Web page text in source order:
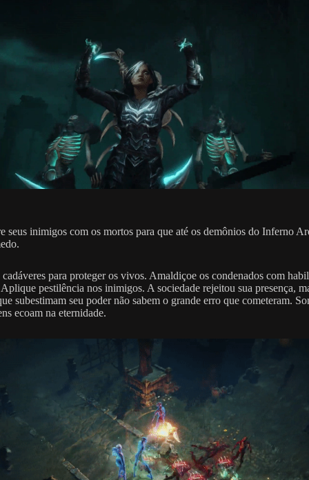
seus inimigos com os mortos para que até os demônios do Inferno
cadáveres para proteger os vivos. Amaldiçoe os condenados com
Aplique pestilência nos inimigos. A sociedade rejeitou sua presença,
subestimam seu poder não sabem o grande erro que cometeram.
ecoam na eternidade.